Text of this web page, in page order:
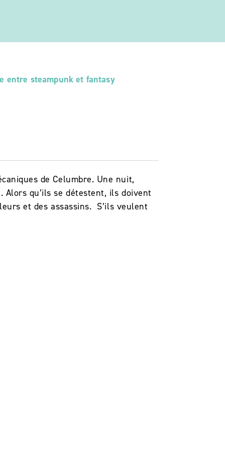
entre steampunk et fantasy
de Celumbre. Une nuit,
Alors qu’ils se détestent, ils doivent
et des assassins. S’ils veulent